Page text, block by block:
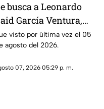
ellos Rubén Rocha y
Inzunza.
busca a Leonardo
García Ventura,
en
visto por última vez el 05
agosto del 2026.
07, 2026 05:29 p. m.